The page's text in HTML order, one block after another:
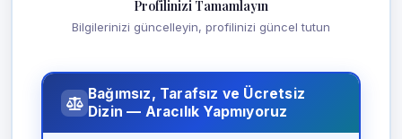
Profilinizi Tamamlayın
Bilgilerinizi güncelleyin, profilinizi güncel tutun
Bağımsız, Tarafsız ve Ücretsiz
Dizin — Aracılık Yapmıyoruz